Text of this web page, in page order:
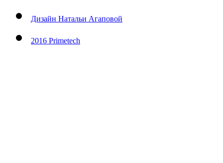
Дизайн Натальи Агаповой
2016 Primetech